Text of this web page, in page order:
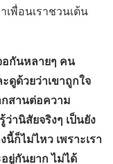
เพื่อนเราชวนเต้น
อกันหลายๆ คน
ดูด้วยว่าเขาถูกใจ
กสานต่อความ
านิสัยจริงๆ เป็นยัง
ก็ไม่ไหว เพราะเรา
ยู่กันยาก ไม่ได้